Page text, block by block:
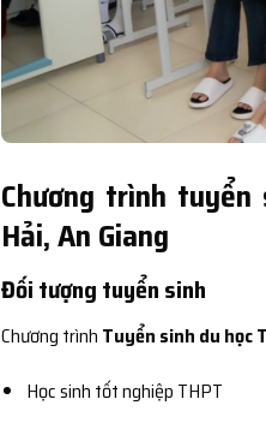
Chương trình
Hải, An Giang
Đối tượng tuyển sinh
Chương trình Tuyển sinh du học
Học sinh tốt nghiệp THPT